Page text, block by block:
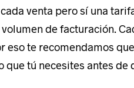
venta pero sí una
de facturación.
eso te recomendamos
que tú necesites antes